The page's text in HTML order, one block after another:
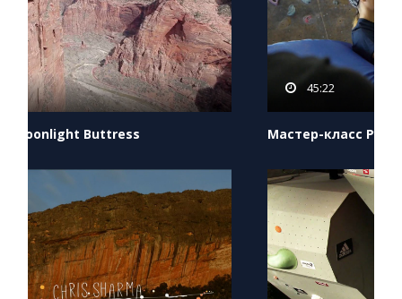
45:22
Мастер-класс Рустама Гельманова